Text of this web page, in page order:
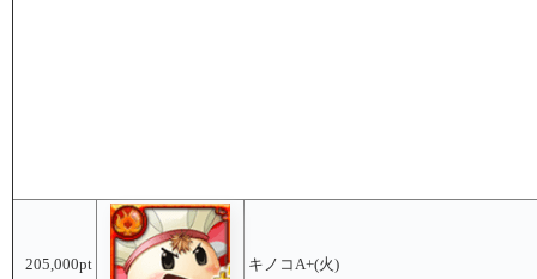
205,000pt キノコA+(火)